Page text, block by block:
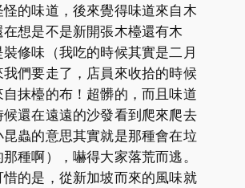
的味道，後來覺得味道來自木
想是不是新開張木檯還有木
修味（我吃的時候其實是二月
們要走了，店員來收拾的時候
抹檯的布！超髒的，而且味道
還在遠遠的沙發看到爬來爬去
蟲的意思其實就是那種會在垃
種啊），嚇得大家落荒而逃。
的是，從新加坡而來的風味就